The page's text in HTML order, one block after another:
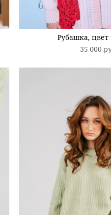
Рубашка, цвет
35 000